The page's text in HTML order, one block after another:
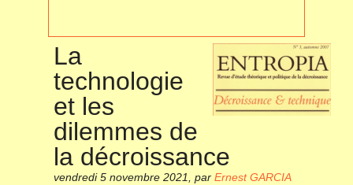
La
technologie
et les
dilemmes de
la décroissance
vendredi 5 novembre 2021 par Ernest GARCIA